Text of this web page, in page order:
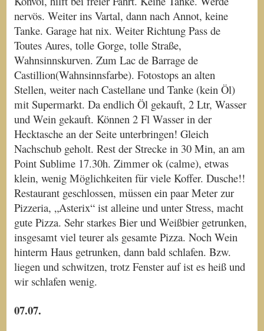
nervös. Weiter ins Vartal, dann nach Annot, keine
Tanke. Garage hat nix. Weiter Richtung Pass de
Toutes Aures, tolle Gorge, tolle Straße,
Wahnsinnskurven. Zum Lac de Barrage de
Castillion(Wahnsinnsfarbe). Fotostops an alten
Stellen, weiter nach Castellane und Tanke (kein Öl)
mit Supermarkt. Da endlich Öl gekauft, 2 Ltr, Wasser
und Wein gekauft. Können 2 Fl Wasser in der
Hecktasche an der Seite unterbringen! Gleich
Nachschub geholt. Rest der Strecke in 30 Min, an am
Point Sublime 17.30h. Zimmer ok (calme), etwas
klein, wenig Möglichkeiten für viele Koffer. Dusche!!
Restaurant geschlossen, müssen ein paar Meter zur
Pizzeria, „Asterix“ ist alleine und unter Stress, macht
gute Pizza. Sehr starkes Bier und Weißbier getrunken,
insgesamt viel teurer als gesamte Pizza. Noch Wein
hinterm Haus getrunken, dann bald schlafen. Bzw.
liegen und schwitzen, trotz Fenster auf ist es heiß und
wir schlafen wenig.
07.07.